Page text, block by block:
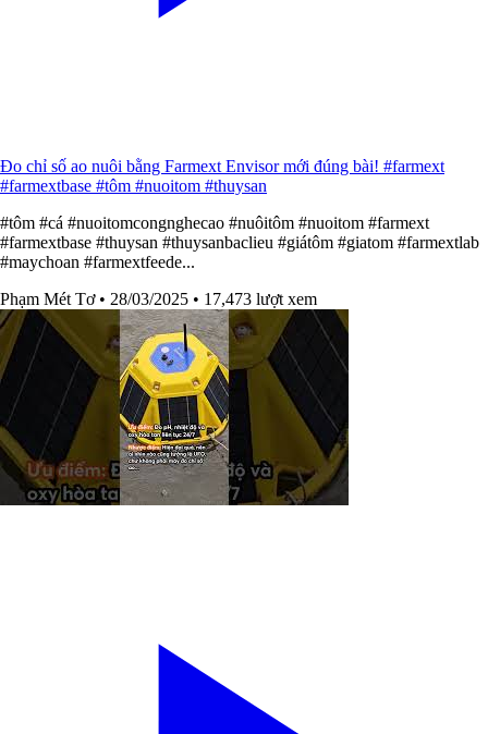
Đo chỉ số ao nuôi bằng Farmext Envisor mới đúng bài! #farmext
#farmextbase #tôm #nuoitom #thuysan
#tôm #cá #nuoitomcongnghecao #nuôitôm #nuoitom #farmext
#farmextbase #thuysan #thuysanbaclieu #giátôm #giatom #farmextlab
#maychoan #farmextfeede...
Phạm Mét Tơ • 28/03/2025 • 17,473 lượt xem